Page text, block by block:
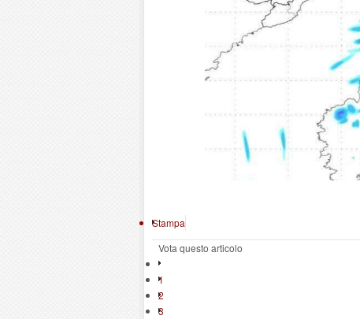
Stampa
Vota questo articolo
1
2
3